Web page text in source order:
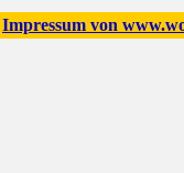
Impressum von